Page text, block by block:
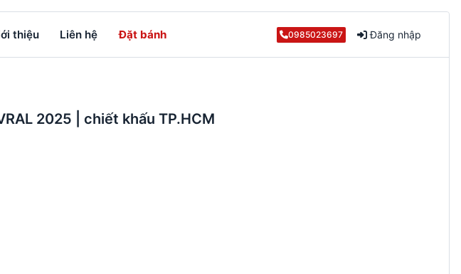
0985023697 Đăng nhập
thiệu Liên hệ Đặt bánh
2025 | chiết khấu TP.HCM